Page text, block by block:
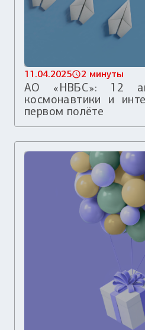
11.04.2025 2 минуты
АО «НВБС»: 12
космонавтики и
первом полёте